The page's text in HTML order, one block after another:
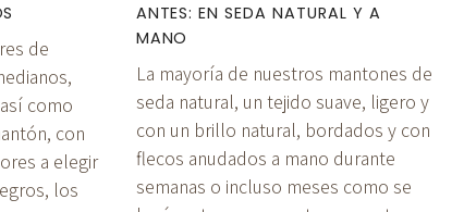
de
como
con
a elegir
los
ANTES: EN SEDA NATURAL Y A
MANO
La mayoría de nuestros mantones de
seda natural, un tejido suave, ligero y
con un brillo natural, bordados y con
flecos anudados a mano durante
semanas o incluso meses como se